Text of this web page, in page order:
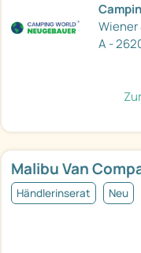
Wiener
A -
Malibu Van
Händlerinserat Neu